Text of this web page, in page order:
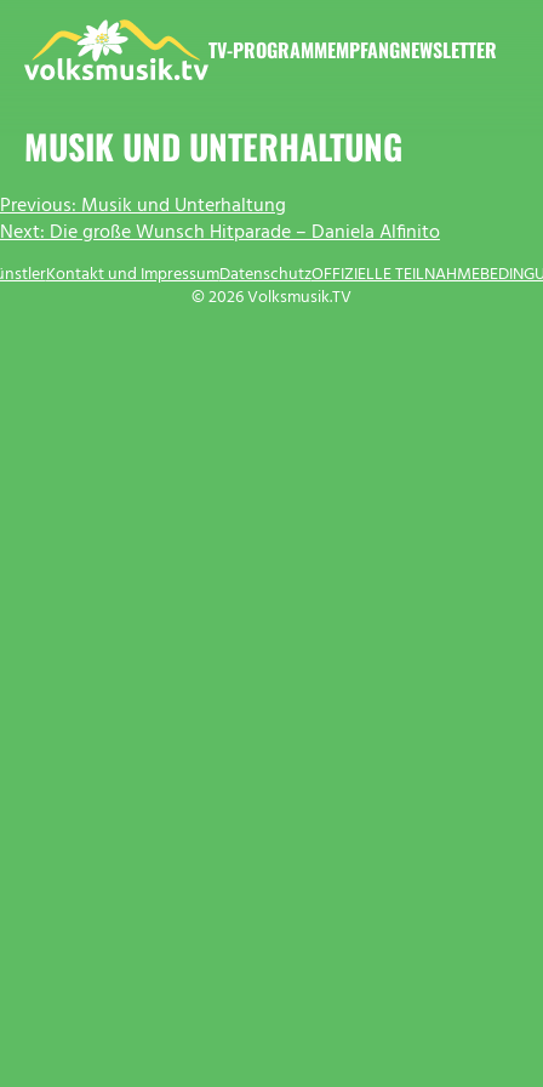
Inhalt
springen
TV-PROGRAMMEMPFANGNEWSLETTER
MUSIK UND UNTERHALTUNG
BEITRAGSNAVIGATION
Previous:Musik und Unterhaltung
Next:Die große Wunsch Hitparade – Daniela Alfinito
© 2026 Volksmusik.TV
Kontakt und ImpressumDatenschutzOFFIZIELLE